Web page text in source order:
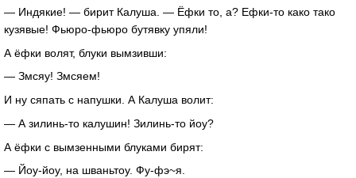
— Индякие! — бирит Калуша. — Ёфки то, а? Ефки-то како тако
кузявые! Фьюро-фьюро бутявку упяли!
А ёфки волят, блуки вымзивши:
— Змсяу! Змсяем!
И ну сяпать с напушки. А Калуша волит:
— А зилинь-то калушин! Зилинь-то йоу?
А ёфки с вымзенными блуками бирят:
— Йоу-йоу, на шваньтоу. Фу-фэ~я.